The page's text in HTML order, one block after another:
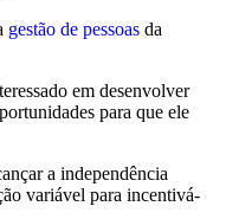
gestão de pessoas da
em desenvolver
para que ele
a independência
variável para incentivá-